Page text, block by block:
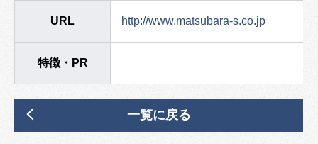
URL http://www.matsubara-s.co.jp
特徴・PR
一覧に戻る